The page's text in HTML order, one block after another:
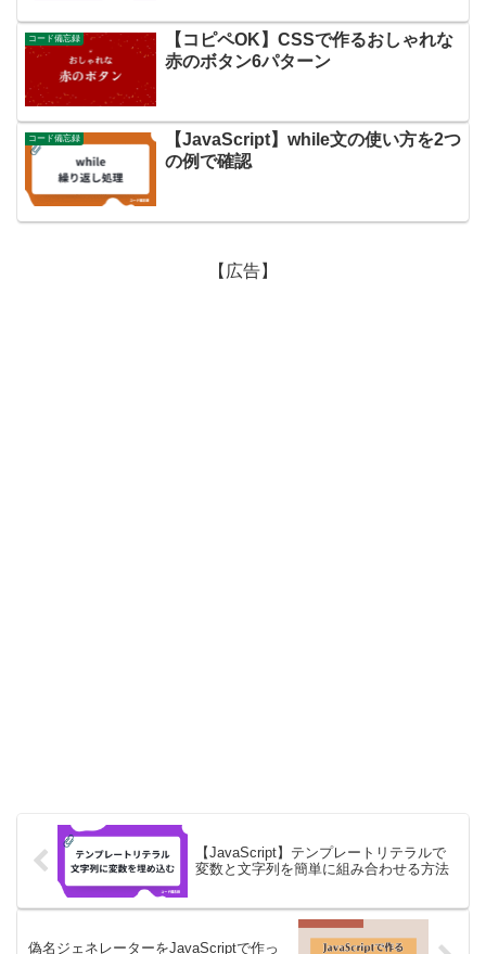
コード備忘録
【コピペOK】CSSで作るおしゃれな
赤のボタン6パターン
コード備忘録
【JavaScript】while文の使い方を2つ
の例で確認
【広告】
【JavaScript】テンプレートリテラルで
変数と文字列を簡単に組み合わせる方法
偽名ジェネレーターをJavaScriptで作っ